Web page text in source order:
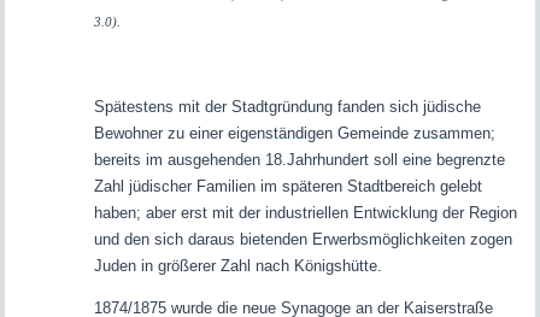
3.0).
Spätestens mit der Stadtgründung fanden sich jüdische
Bewohner zu einer eigenständigen Gemeinde zusammen;
bereits im ausgehenden 18.Jahrhundert soll eine begrenzte
Zahl jüdischer Familien im späteren Stadtbereich gelebt
haben; aber erst mit der industriellen Entwicklung der Region
und den sich daraus bietenden Erwerbsmöglichkeiten zogen
Juden in größerer Zahl nach Königshütte.
1874/1875 wurde die neue Synagoge an der Kaiserstraße